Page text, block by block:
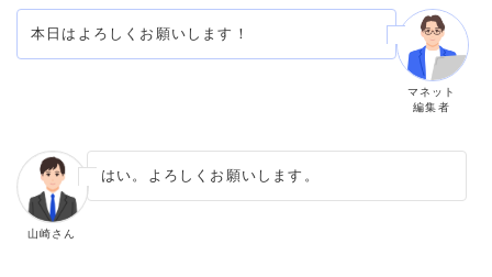
本日はよろしくお願いします！
マネット
編集者
山崎さん
はい。よろしくお願いします。